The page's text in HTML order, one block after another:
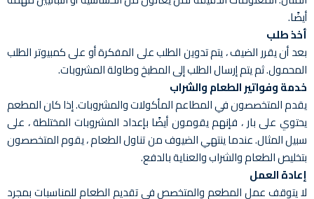
أيضًا.
أخذ طلب
بعد أن يقرر الضيف ، يتم تدوين الطلب على المفكرة أو على كمبيوتر الطلب
المحمول. ثم يتم إرسال الطلب إلى المطبخ وطاولة المشروبات.
خدمة وفواتير الطعام والشراب
يقدم المتخصصون في المطاعم المأكولات والمشروبات. إذا كان المطعم
يحتوي على بار ، فإنهم يقومون أيضًا بإعداد المشروبات المختلطة ، على
سبيل المثال. عندما ينتهي الضيوف من تناول الطعام ، يقوم المتخصصون
بتخليص الطعام والشراب والعناية بالدفع.
إعادة العمل
لا يتوقف عمل المطعم والمتخصص في تقديم الطعام للمناسبات بمجرد